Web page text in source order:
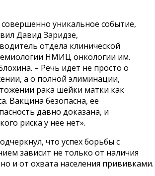
совершенно уникальное событие,
Давид Заридзе,
отдела клинической
НМИЦ онкологии им.
– Речь идет не просто о
а о полной элиминации,
рака шейки матки как
Вакцина безопасна, ее
давно доказана, и
риска у нее нет».
что успех борьбы с
зависит не только от наличия
и от охвата населения прививками.